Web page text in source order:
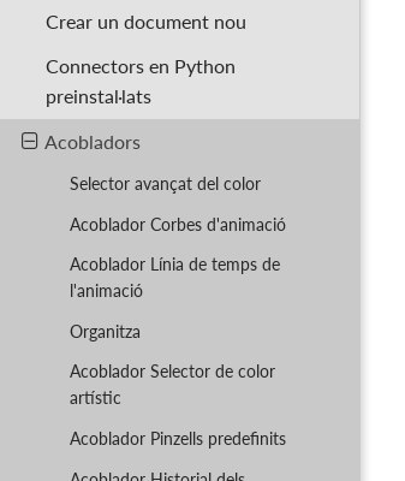
Crear un document nou
Connectors en Python
preinstal·lats
Acobladors
Selector avançat del color
Acoblador Corbes d'animació
Acoblador Línia de temps de
l'animació
Organitza
Acoblador Selector de color
artístic
Acoblador Pinzells predefinits